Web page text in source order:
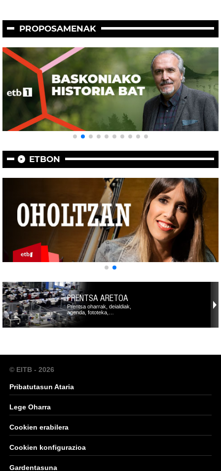
PROPOSAMENAK
ETBON
PRENTSA ARETOA
Prentsa oharrak, deialdiak,
agenda, fototeka,…
© EITB - 2026
Pribatutasun Ataria
Lege Oharra
Cookien erabilera
Cookien konfigurazioa
Gardentasuna